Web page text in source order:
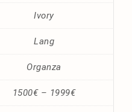
Ivory
Lang
Organza
1500€ – 1999€